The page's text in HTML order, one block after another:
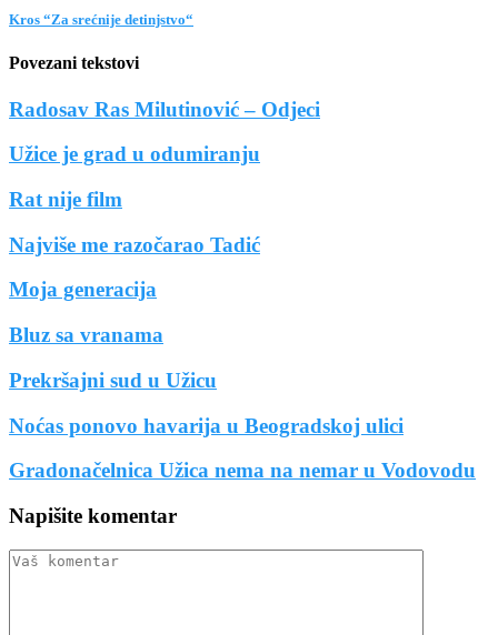
Kros “Za srećnije detinjstvo“
Povezani tekstovi
Radosav Ras Milutinović – Odjeci
Užice je grad u odumiranju
Rat nije film
Najviše me razočarao Tadić
Moja generacija
Bluz sa vranama
Prekršajni sud u Užicu
Noćas ponovo havarija u Beogradskoj ulici
Gradonačelnica Užica nema na nemar u Vodovodu
Napišite komentar